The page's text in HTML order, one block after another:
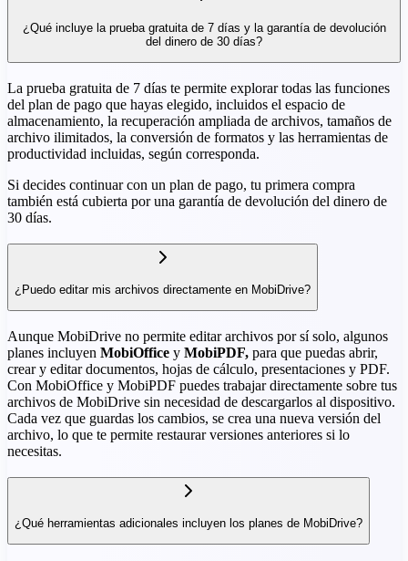
¿Qué incluye la prueba gratuita de 7 días y la garantía de devolución
del dinero de 30 días?
La prueba gratuita de 7 días te permite explorar todas las funciones
del plan de pago que hayas elegido, incluidos el espacio de
almacenamiento, la recuperación ampliada de archivos, tamaños de
archivo ilimitados, la conversión de formatos y las herramientas de
productividad incluidas, según corresponda.
Si decides continuar con un plan de pago, tu primera compra
también está cubierta por una garantía de devolución del dinero de
30 días.
¿Puedo editar mis archivos directamente en MobiDrive?
Aunque MobiDrive no permite editar archivos por sí solo, algunos
planes incluyen MobiOffice y MobiPDF, para que puedas abrir,
crear y editar documentos, hojas de cálculo, presentaciones y PDF.
Con MobiOffice y MobiPDF puedes trabajar directamente sobre tus
archivos de MobiDrive sin necesidad de descargarlos al dispositivo.
Cada vez que guardas los cambios, se crea una nueva versión del
archivo, lo que te permite restaurar versiones anteriores si lo
necesitas.
¿Qué herramientas adicionales incluyen los planes de MobiDrive?